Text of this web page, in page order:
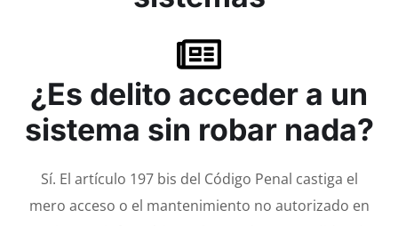
¿Es delito acceder a un
sistema sin robar nada?
Sí. El artículo 197 bis del Código Penal castiga el
mero acceso o el mantenimiento no autorizado en